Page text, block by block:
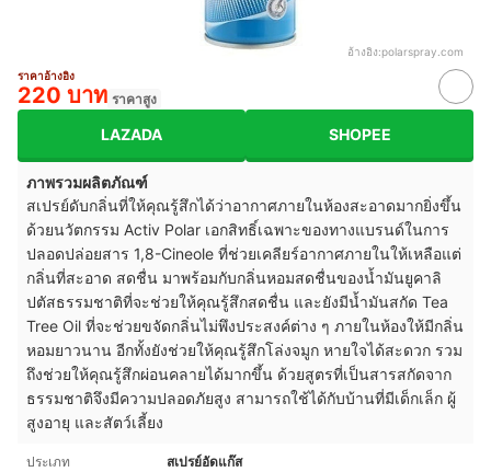
อ้างอิง:polarspray.com
ราคาอ้างอิง
220 บาท ราคาสูง
LAZADA SHOPEE
ภาพรวมผลิตภัณฑ์
สเปรย์ดับกลิ่นที่ให้คุณรู้สึกได้ว่าอากาศภายในห้องสะอาดมากยิ่งขึ้น
ด้วยนวัตกรรม Activ Polar เอกสิทธิ์เฉพาะของทางแบรนด์ในการ
ปลอดปล่อยสาร 1,8-Cineole ที่ช่วยเคลียร์อากาศภายในให้เหลือแต่
กลิ่นที่สะอาด สดชื่น มาพร้อมกับกลิ่นหอมสดชื่นของน้ำมันยูคาลิ
ปตัสธรรมชาติที่จะช่วยให้คุณรู้สึกสดชื่น และยังมีน้ำมันสกัด Tea
Tree Oil ที่จะช่วยขจัดกลิ่นไม่พึงประสงค์ต่าง ๆ ภายในห้องให้มีกลิ่น
หอมยาวนาน อีกทั้งยังช่วยให้คุณรู้สึกโล่งจมูก หายใจได้สะดวก รวม
ถึงช่วยให้คุณรู้สึกผ่อนคลายได้มากขึ้น ด้วยสูตรที่เป็นสารสกัดจาก
ธรรมชาติจึงมีความปลอดภัยสูง สามารถใช้ได้กับบ้านที่มีเด็กเล็ก ผู้
สูงอายุ และสัตว์เลี้ยง
ประเภท สเปรย์อัดแก๊ส